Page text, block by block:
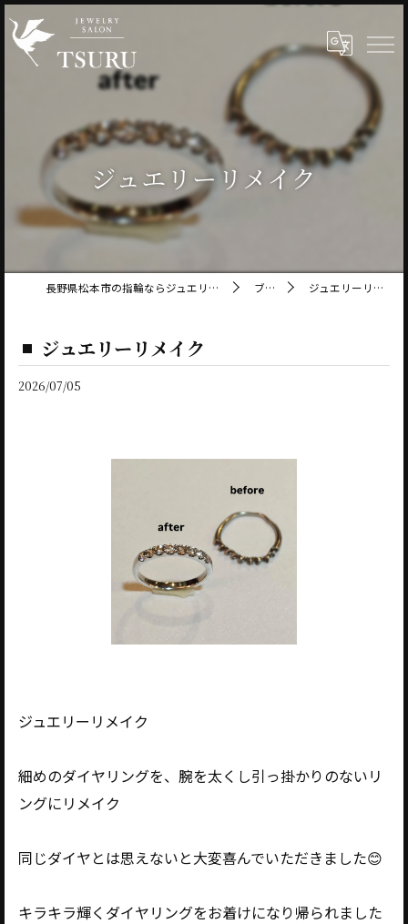
ジュエリーリメイク
長野県松本市の指輪ならジュエリーサロン鶴 ブログ ジュエリーリメイク
ジュエリーリメイク
2026/07/05
ジュエリーリメイク
細めのダイヤリングを、腕を太くし引っ掛かりのないリ
ングにリメイク
同じダイヤとは思えないと大変喜んでいただきました😊
キラキラ輝くダイヤリングをお着けになり帰られました